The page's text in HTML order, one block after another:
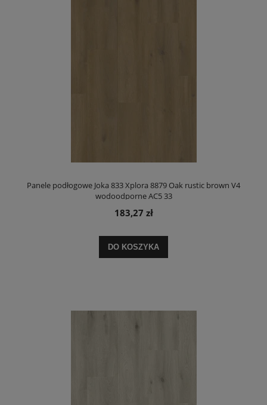
Panele podłogowe Joka 833 Xplora 8879 Oak rustic brown V4
wodoodporne AC5 33
183,27 zł
DO KOSZYKA